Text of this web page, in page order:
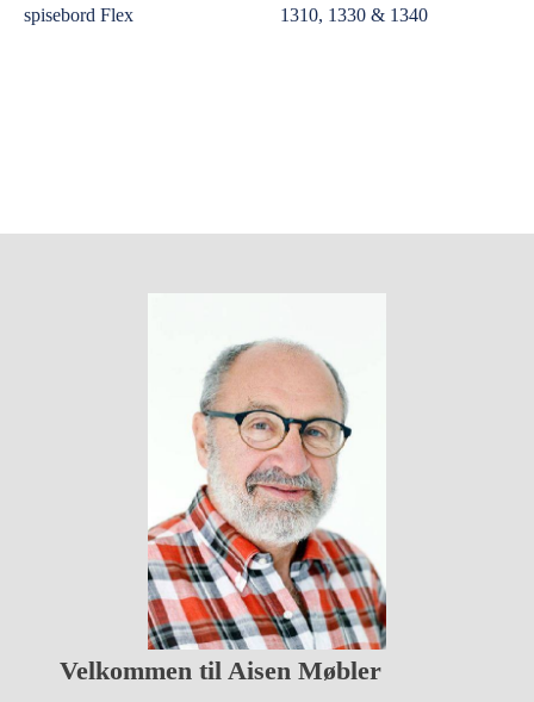
spisebord Flex
1310, 1330 & 1340
Velkommen til Aisen Møbler